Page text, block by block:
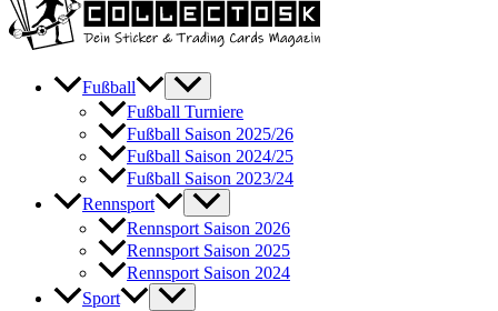
Fußball
Fußball Turniere
Fußball Saison 2025/26
Fußball Saison 2024/25
Fußball Saison 2023/24
Rennsport
Rennsport Saison 2026
Rennsport Saison 2025
Rennsport Saison 2024
Sport